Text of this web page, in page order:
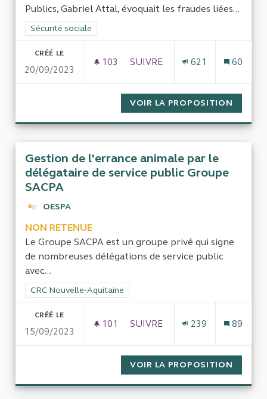
Publics, Gabriel Attal, évoquait les fraudes liées...
Filtrer les résultats de la catégorie : Sécurité sociale
Sécurité sociale
CRÉÉ LE
20/09/2023
103 103 ABONNÉS
SUIVRE
621 60
VOIR LA PROPOSITION
Gestion de l'errance animale par le
délégataire de service public Groupe
SACPA
OESPA
NON RETENUE
Le Groupe SACPA est un groupe privé qui signe
de nombreuses délégations de service public
avec...
Filtrer les résultats de la catégorie : CRC Nouvelle-Aquitaine
CRC Nouvelle-Aquitaine
CRÉÉ LE
15/09/2023
101 101 ABONNÉS
SUIVRE
239 89
VOIR LA PROPOSITION